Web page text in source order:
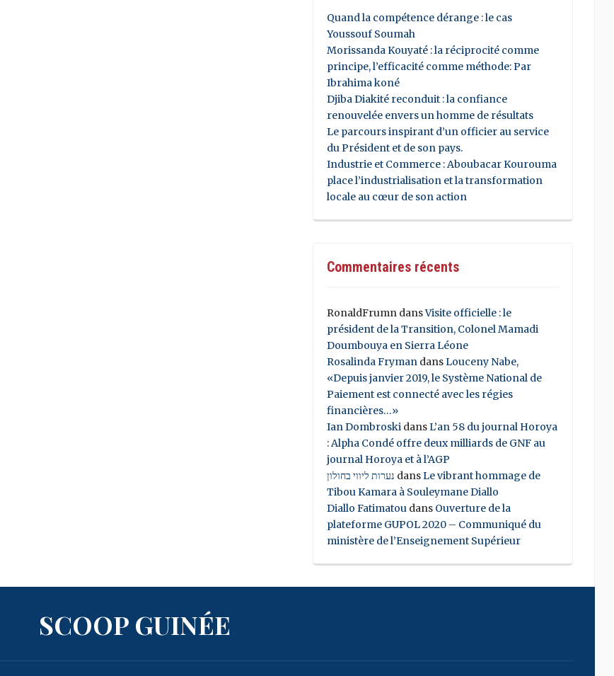
Quand la compétence dérange : le cas
Youssouf Soumah
Morissanda Kouyaté : la réciprocité comme
principe, l’efficacité comme méthode: Par
Ibrahima koné
Djiba Diakité reconduit : la confiance
renouvelée envers un homme de résultats
Le parcours inspirant d’un officier au service
du Président et de son pays.
Industrie et Commerce : Aboubacar Kourouma
place l’industrialisation et la transformation
locale au cœur de son action
Commentaires récents
RonaldFrumndansVisite officielle : le
président de la Transition, Colonel Mamadi
Doumbouya en Sierra Léone
Rosalinda FrymandansLouceny Nabe,
«Depuis janvier 2019, le Système National de
Paiement est connecté avec les régies
financières…»
Ian DombroskidansL’an 58 du journal Horoya
: Alpha Condé offre deux milliards de GNF au
journal Horoya et à l’AGP
נערות ליווי בחולון dansLe vibrant hommage de
Tibou Kamara à Souleymane Diallo
Diallo Fatimatoudans Ouverture de la
plateforme GUPOL 2020 – Communiqué du
ministère de l’Enseignement Supérieur
SCOOP GUINÉE